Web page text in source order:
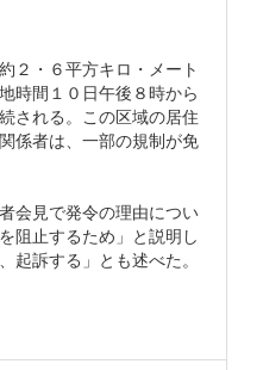
２・６平方キロ・メート
時間１０日午後８時から
される。この区域の居住
係者は、一部の規制が免
会見で発令の理由につい
阻止するため」と説明し
起訴する」とも述べた。